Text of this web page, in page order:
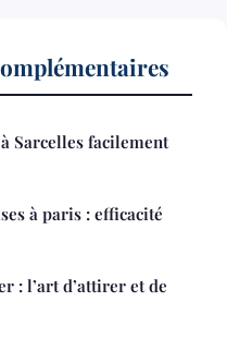
Sarcelles facilement
à paris : efficacité
: l’art d’attirer et de